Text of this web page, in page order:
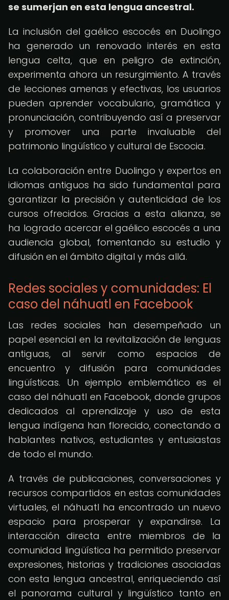
se sumerjan en esta lengua ancestral.
La inclusión del gaélico escocés en Duolingo
ha generado un renovado interés en esta
lengua celta, que en peligro de extinción,
experimenta ahora un resurgimiento. A través
de lecciones amenas y efectivas, los usuarios
pueden aprender vocabulario, gramática y
pronunciación, contribuyendo así a preservar
y promover una parte invaluable del
patrimonio lingüístico y cultural de Escocia.
La colaboración entre Duolingo y expertos en
idiomas antiguos ha sido fundamental para
garantizar la precisión y autenticidad de los
cursos ofrecidos. Gracias a esta alianza, se
ha logrado acercar el gaélico escocés a una
audiencia global, fomentando su estudio y
difusión en el ámbito digital y más allá.
Redes sociales y comunidades: El
caso del náhuatl en Facebook
Las redes sociales han desempeñado un
papel esencial en la revitalización de lenguas
antiguas, al servir como espacios de
encuentro y difusión para comunidades
lingüísticas. Un ejemplo emblemático es el
caso del náhuatl en Facebook, donde grupos
dedicados al aprendizaje y uso de esta
lengua indígena han florecido, conectando a
hablantes nativos, estudiantes y entusiastas
de todo el mundo.
A través de publicaciones, conversaciones y
recursos compartidos en estas comunidades
virtuales, el náhuatl ha encontrado un nuevo
espacio para prosperar y expandirse. La
interacción directa entre miembros de la
comunidad lingüística ha permitido preservar
expresiones, historias y tradiciones asociadas
con esta lengua ancestral, enriqueciendo así
el panorama cultural y lingüístico tanto en